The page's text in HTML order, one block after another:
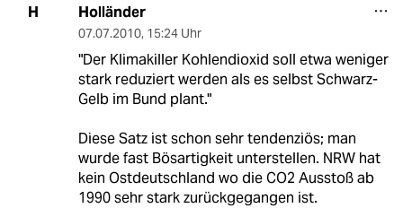
H Holländer
07.07.2010, 15:24 Uhr
"Der Klimakiller Kohlendioxid soll etwa weniger
stark reduziert werden als es selbst Schwarz-
Gelb im Bund plant."
Diese Satz ist schon sehr tendenziös; man
wurde fast Bösartigkeit unterstellen. NRW hat
kein Ostdeutschland wo die CO2 Ausstoß ab
1990 sehr stark zurückgegangen ist.